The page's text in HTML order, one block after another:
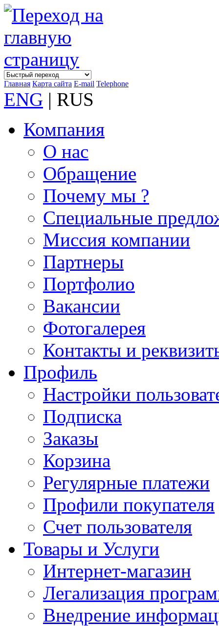
Главная Карта сайта E-mail Telephone
ENG | RUS
Компания
О нас
Обращение
Почему мы ?
Специальные
Миссия компании
Партнеры
Портфолио
Вакансии
Фотогалерея
Контакты и
Профиль
Настройки
Подписка
Заказы
Корзина
Регулярные платежи
Профили покупателя
Счет пользователя
Товары и Услуги
Интернет-магазин
Легализация
Внедрение